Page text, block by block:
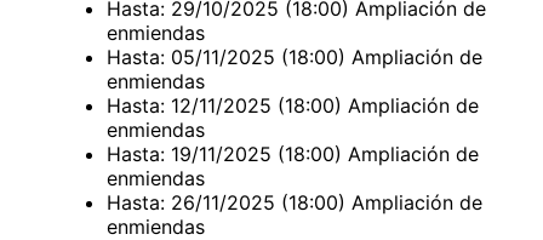
Hasta: 29/10/2025 (18:00) Ampliación de
enmiendas
Hasta: 05/11/2025 (18:00) Ampliación de
enmiendas
Hasta: 12/11/2025 (18:00) Ampliación de
enmiendas
Hasta: 19/11/2025 (18:00) Ampliación de
enmiendas
Hasta: 26/11/2025 (18:00) Ampliación de
enmiendas